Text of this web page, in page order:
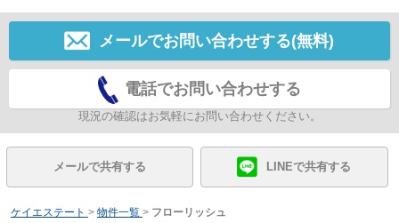
メールでお問い合わせする(無料)
電話でお問い合わせする
現況の確認はお気軽にお問い合わせください。
メールで共有する LINEで共有する
ケイエステート > 物件一覧 > フローリッシュ